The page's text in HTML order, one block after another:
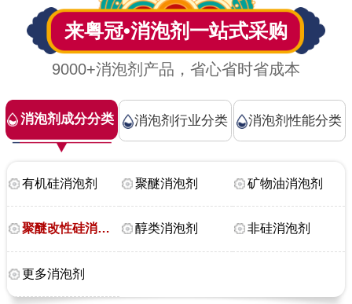
来粤冠•消泡剂 一站式采购
9000+消泡剂产品，省心省时省成本
消泡剂成分分类
有机硅消泡剂 聚醚消泡剂 矿物油消泡剂
聚醚改性硅消泡剂 醇类消泡剂 非硅消泡剂
更多消泡剂
消泡剂行业分类 消泡剂性能分类